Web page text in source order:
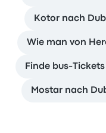
Kotor nach
Wie man von
Finde bus-
Mostar nach